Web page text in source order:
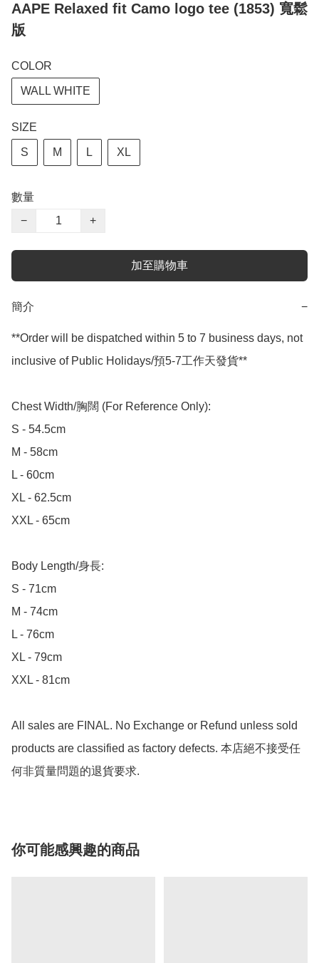
AAPE Relaxed fit Camo logo tee (1853) 寬鬆
版
COLOR
WALL WHITE
SIZE
S M L XL
數量
−
+
加至購物車
簡介 −
**Order will be dispatched within 5 to 7 business days, not
inclusive of Public Holidays/預5-7工作天發貨**
Chest Width/胸闊 (For Reference Only):
S - 54.5cm
M - 58cm
L - 60cm
XL - 62.5cm
XXL - 65cm
Body Length/身長:
S - 71cm
M - 74cm
L - 76cm
XL - 79cm
XXL - 81cm
All sales are FINAL. No Exchange or Refund unless sold
products are classified as factory defects. 本店絕不接受任
何非質量問題的退貨要求.
你可能感興趣的商品